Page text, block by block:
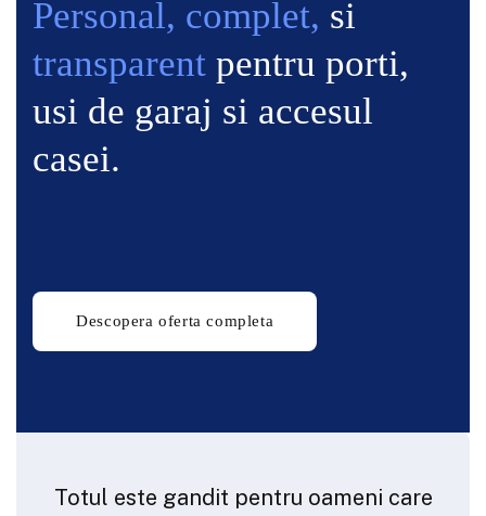
Personal, complet, si
transparent pentru porti,
usi de garaj si accesul
casei.
Totul este gandit pentru oameni care